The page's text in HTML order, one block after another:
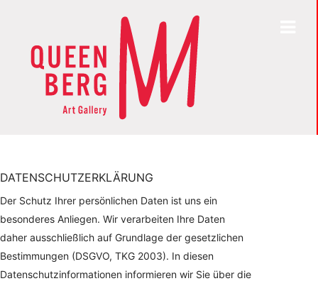
DATENSCHUTZERKLÄRUNG
Der Schutz Ihrer persönlichen Daten ist uns ein
besonderes Anliegen. Wir verarbeiten Ihre Daten
daher ausschließlich auf Grundlage der gesetzlichen
Bestimmungen (DSGVO, TKG 2003). In diesen
Datenschutzinformationen informieren wir Sie über die